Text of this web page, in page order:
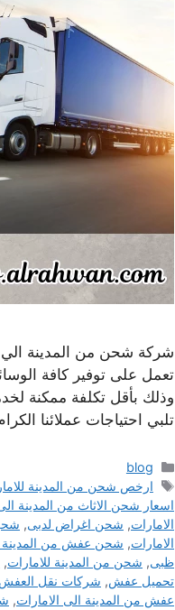
شركة شحن من المدينة
تعمل على توفير كافة
وذلك بأقل تكلفة ممكنة
تلبي احتياجات عملائنا
التصنيفات
blog
الوسوم
ارخص شحن من المدينة
اسعار شحن الاثاث من المدينة
الامارات, شحن اغراض لدبى,
الامارات, شحن عفش من المدينة
ظبى, شحن من المدينة للامارات,
تحميل عفش, شركات نقل العفش
عفش من المدينة الى الامارات,